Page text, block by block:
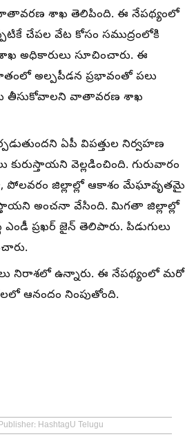
వాతావరణ శాఖ తెలిపింది. ఈ నేపథ్యంలో
చేపల వేట కోసం సముద్రంలోకి
అధికారులు సూచించారు. ఈ
అల్పపీడన ప్రభావంతో పలు
తీసుకోవాలని వాతావరణ శాఖ
ఏపీ విపత్తుల నిర్వహణ
వెల్లడించింది. గురువారం
పోలవరం జిల్లాల్లో ఆకాశం మేఘావృతమై
అంచనా వేసింది. మిగతా జిల్లాల్లో
ప్రఖర్ జైన్ తెలిపారు. పిడుగులు
నిరాశలో ఉన్నారు. ఈ నేపథ్యంలో మరో
ఆనందం నింపుతోంది.
HashtagU Telugu